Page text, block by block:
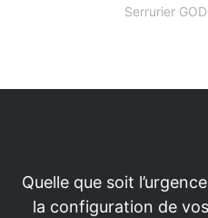
Serrurier
Quelle que soit
la configuration de